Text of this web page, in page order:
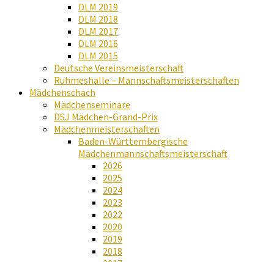
DLM 2019
DLM 2018
DLM 2017
DLM 2016
DLM 2015
Deutsche Vereinsmeisterschaft
Ruhmeshalle – Mannschaftsmeisterschaften
Mädchenschach
Mädchenseminare
DSJ Mädchen-Grand-Prix
Mädchenmeisterschaften
Baden-Württembergische
Mädchenmannschaftsmeisterschaft
2026
2025
2024
2023
2022
2020
2019
2018